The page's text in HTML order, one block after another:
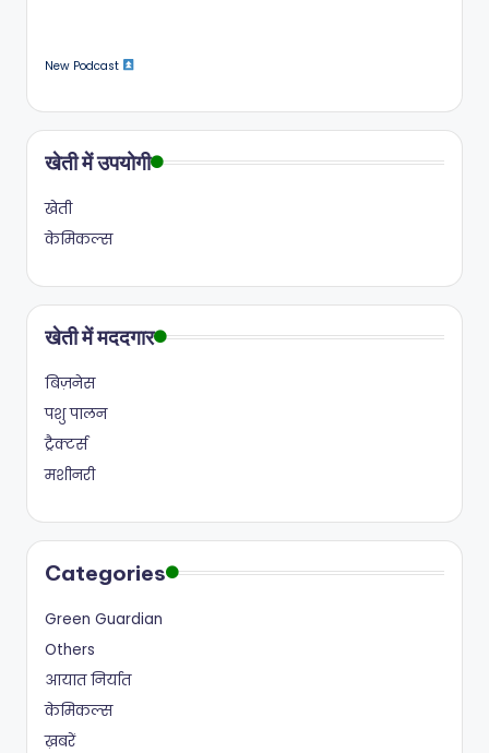
New Podcast
खेती में उपयोगी
खेती
केमिकल्स
खेती में मददगार
बिज़नेस
पशु पालन
ट्रैक्टर्स
मशीनरी
Categories
Green Guardian
Others
आयात निर्यात
केमिकल्स
ख़बरें